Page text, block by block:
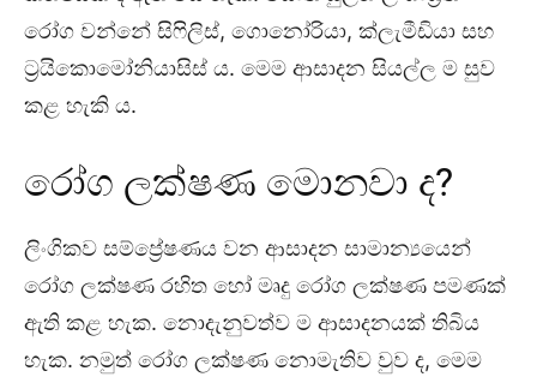
රෝග වන්නේ සිෆිලිස්, ගොනෝරියා, ක්ලැමීඩියා සහ
ට්‍රයිකොමෝනියාසිස් ය. මෙම ආසාදන සියල්ල ම සුව
කළ හැකි ය.
රෝග ලක්ෂණ මොනවා ද?
ලිංගිකව සම්ප්‍රේෂණය වන ආසාදන සාමාන්‍යයෙන්
රෝග ලක්ෂණ රහිත හෝ මෘදු රෝග ලක්ෂණ පමණක්
ඇති කළ හැක. නොදැනුවත්ව ම ආසාදනයක් තිබිය
හැක. නමුත් රෝග ලක්ෂණ නොමැතිව වුව ද, මෙම